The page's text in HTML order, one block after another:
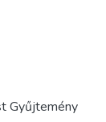
Gyűjtemény